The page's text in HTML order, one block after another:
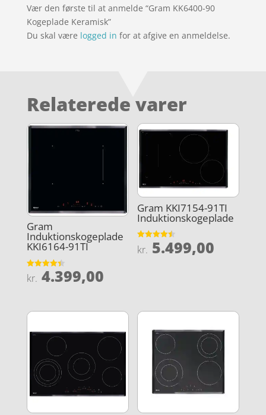
Vær den første til at anmelde “Gram KK6400-90
Kogeplade Keramisk”
Du skal være logged in for at afgive en anmeldelse.
Relaterede varer
Gram
Induktionskogeplade
KKI6164-91TI
Vurderet
4.4
kr. 4.399,00
Gram KKI7154-91TI
Induktionskogeplade
Vurderet
4.5
kr. 5.499,00